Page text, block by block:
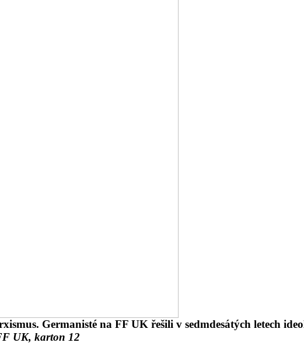
Germanisté na FF UK řešili v sedmdesátých letech
UK, karton 12